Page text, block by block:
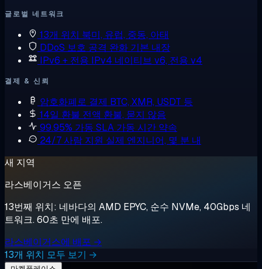
글로벌 네트워크
13개 위치 북미, 유럽, 중동, 아태
DDoS 보호 공격 완화 기본 내장
IPv6 + 전용 IPv4 네이티브 v6, 전용 v4
결제 & 신뢰
암호화폐로 결제 BTC, XMR, USDT 등
14일 환불 전액 환불, 묻지 않음
99.95% 가동 SLA 가동 시간 약속
24/7 사람 지원 실제 엔지니어, 몇 분 내
새 지역
라스베이거스 오픈
13번째 위치: 네바다의 AMD EPYC, 순수 NVMe, 40Gbps 네
트워크. 60초 만에 배포.
라스베이거스에 배포 →
13개 위치 모두 보기 →